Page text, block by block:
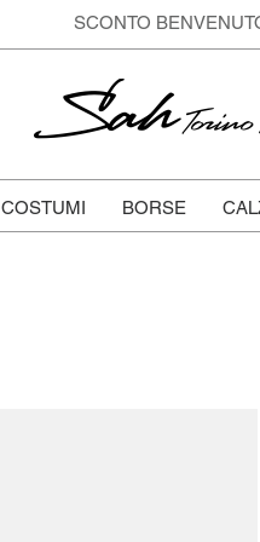
SCONTO
Sah
COSTUMI BORSE